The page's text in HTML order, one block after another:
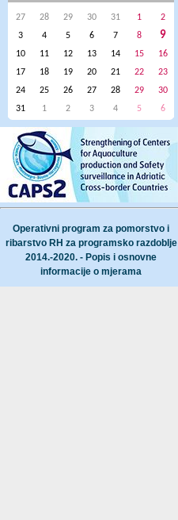
27 28 29 30 31 1
2
3
4 5 6 7 8 9
10 11 12 13 14 15
16
17
18 19 20 21 22
23
24
25 26 27 28 29
30
31
1 2 3 4 5 6
Operativni program za pomorstvo i
ribarstvo RH za programsko razdoblje
2014.-2020. - Popis i osnovne
informacije o mjerama